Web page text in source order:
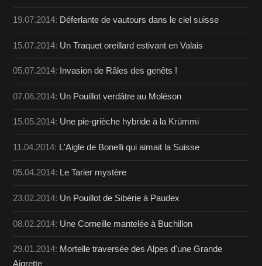
19.07.2014: Déferlante de vautours dans le ciel suisse
15.07.2014: Un Traquet oreillard estivant en Valais
05.07.2014: Invasion de Râles des genêts !
07.06.2014: Un Pouillot verdâtre au Moléson
15.05.2014: Une pie-grièche hybride à la Krümmi
11.04.2014: L'Aigle de Bonelli qui aimait la Suisse
05.04.2014: Le Tarier mystère
23.02.2014: Un Pouillot de Sibérie à Paudex
08.02.2014: Une Corneille mantelée à Buchillon
29.01.2014: Mortelle traversée des Alpes d'une Grande
Aigrette